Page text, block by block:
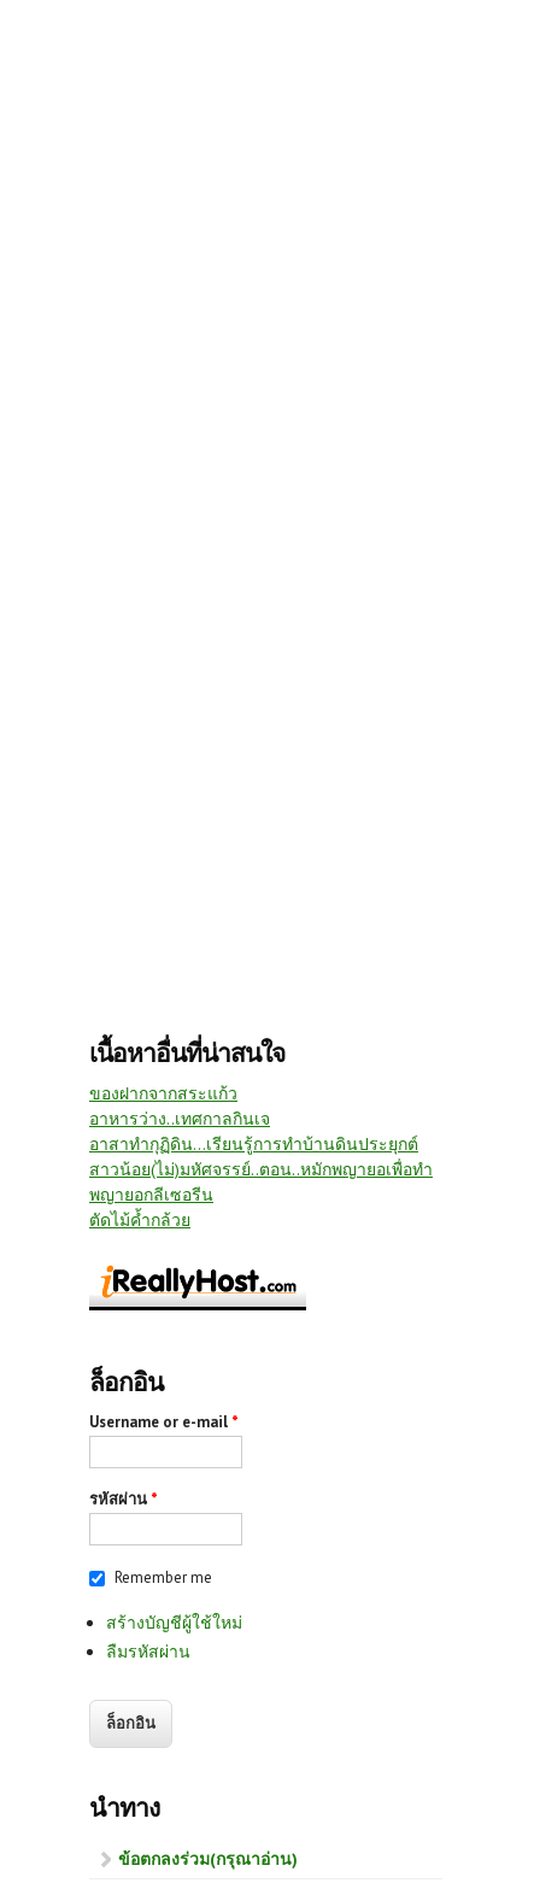
เนื้อหาอื่นที่น่าสนใจ
ของฝากจากสระแก้ว
อาหารว่าง..เทศกาลกินเจ
อาสาทำกุฏิดิน...เรียนรู้การทำบ้านดินประยุกต์
สาวน้อย(ไม่)มหัศจรรย์..ตอน..หมักพญายอเพื่อทำ
พญายอกลีเซอรีน
ตัดไม้ค้ำกล้วย
ล็อกอิน
Username or e-mail *
รหัสผ่าน *
Remember me
สร้างบัญชีผู้ใช้ใหม่
ลืมรหัสผ่าน
นำทาง
ข้อตกลงร่วม(กรุณาอ่าน)